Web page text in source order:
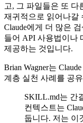
고, 그 파일들은 또 다
재귀적으로 읽어나갈
Claude에게 더 많은
들어 API 사용법이나
제공하는 것입니다.
Brian Wagner는
계층 실천 사례를 공
SKILL.md는 간
컨텍스트는
둡니다. 저는 이